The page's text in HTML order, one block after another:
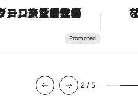
ヴァシュロン・コンスタンタン「オーヴァーシーズ・オートマティック」。旅愛好家のお気に入りコレクションから、ジェンダーレスな新作が登場
2 / 5